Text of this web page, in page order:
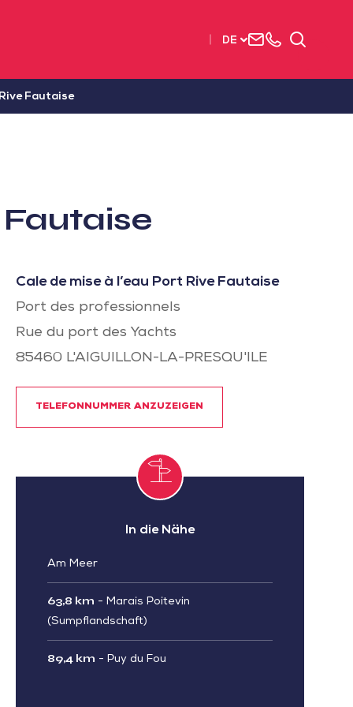
DE
Uns+33Suchen
Fautaise
Fautaise
Cale de mise à l’eau Port Rive Fautaise
Port des professionnels
Rue du port des Yachts
85460 L'AIGUILLON-LA-PRESQU'ILE
TELEFONNUMMER ANZUZEIGEN
In die Nähe
Am Meer
63,8 km - Marais Poitevin
(Sumpflandschaft)
89,4 km - Puy du Fou